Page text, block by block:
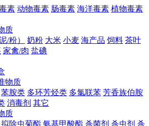
素 动物毒素 肠毒素 海洋毒素 植物毒素
质
/粉） 奶粉 大米 小麦 海产品 饲料 茶叶
家禽/肉 盐碘
物质
苯胺类 多环芳烃类 多氯联苯 芳香族伯胺
消毒剂 其它
质
拟除虫菊酯 氨基甲酸酯 杀菌剂 杀虫剂 杀